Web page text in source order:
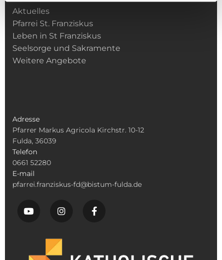
Aktuelles
Pfarrei St. Franziskus
Leben in St Franziskus
Seelsorge und Sakramente
Weitere Angebote
Adresse
Pfarrer Markus Agricola Kirchstr. 10-12
Fulda, 36039
Telefon
0661 52280
E-mail
pfarrei.franziskus-fd@bistum-fulda.de